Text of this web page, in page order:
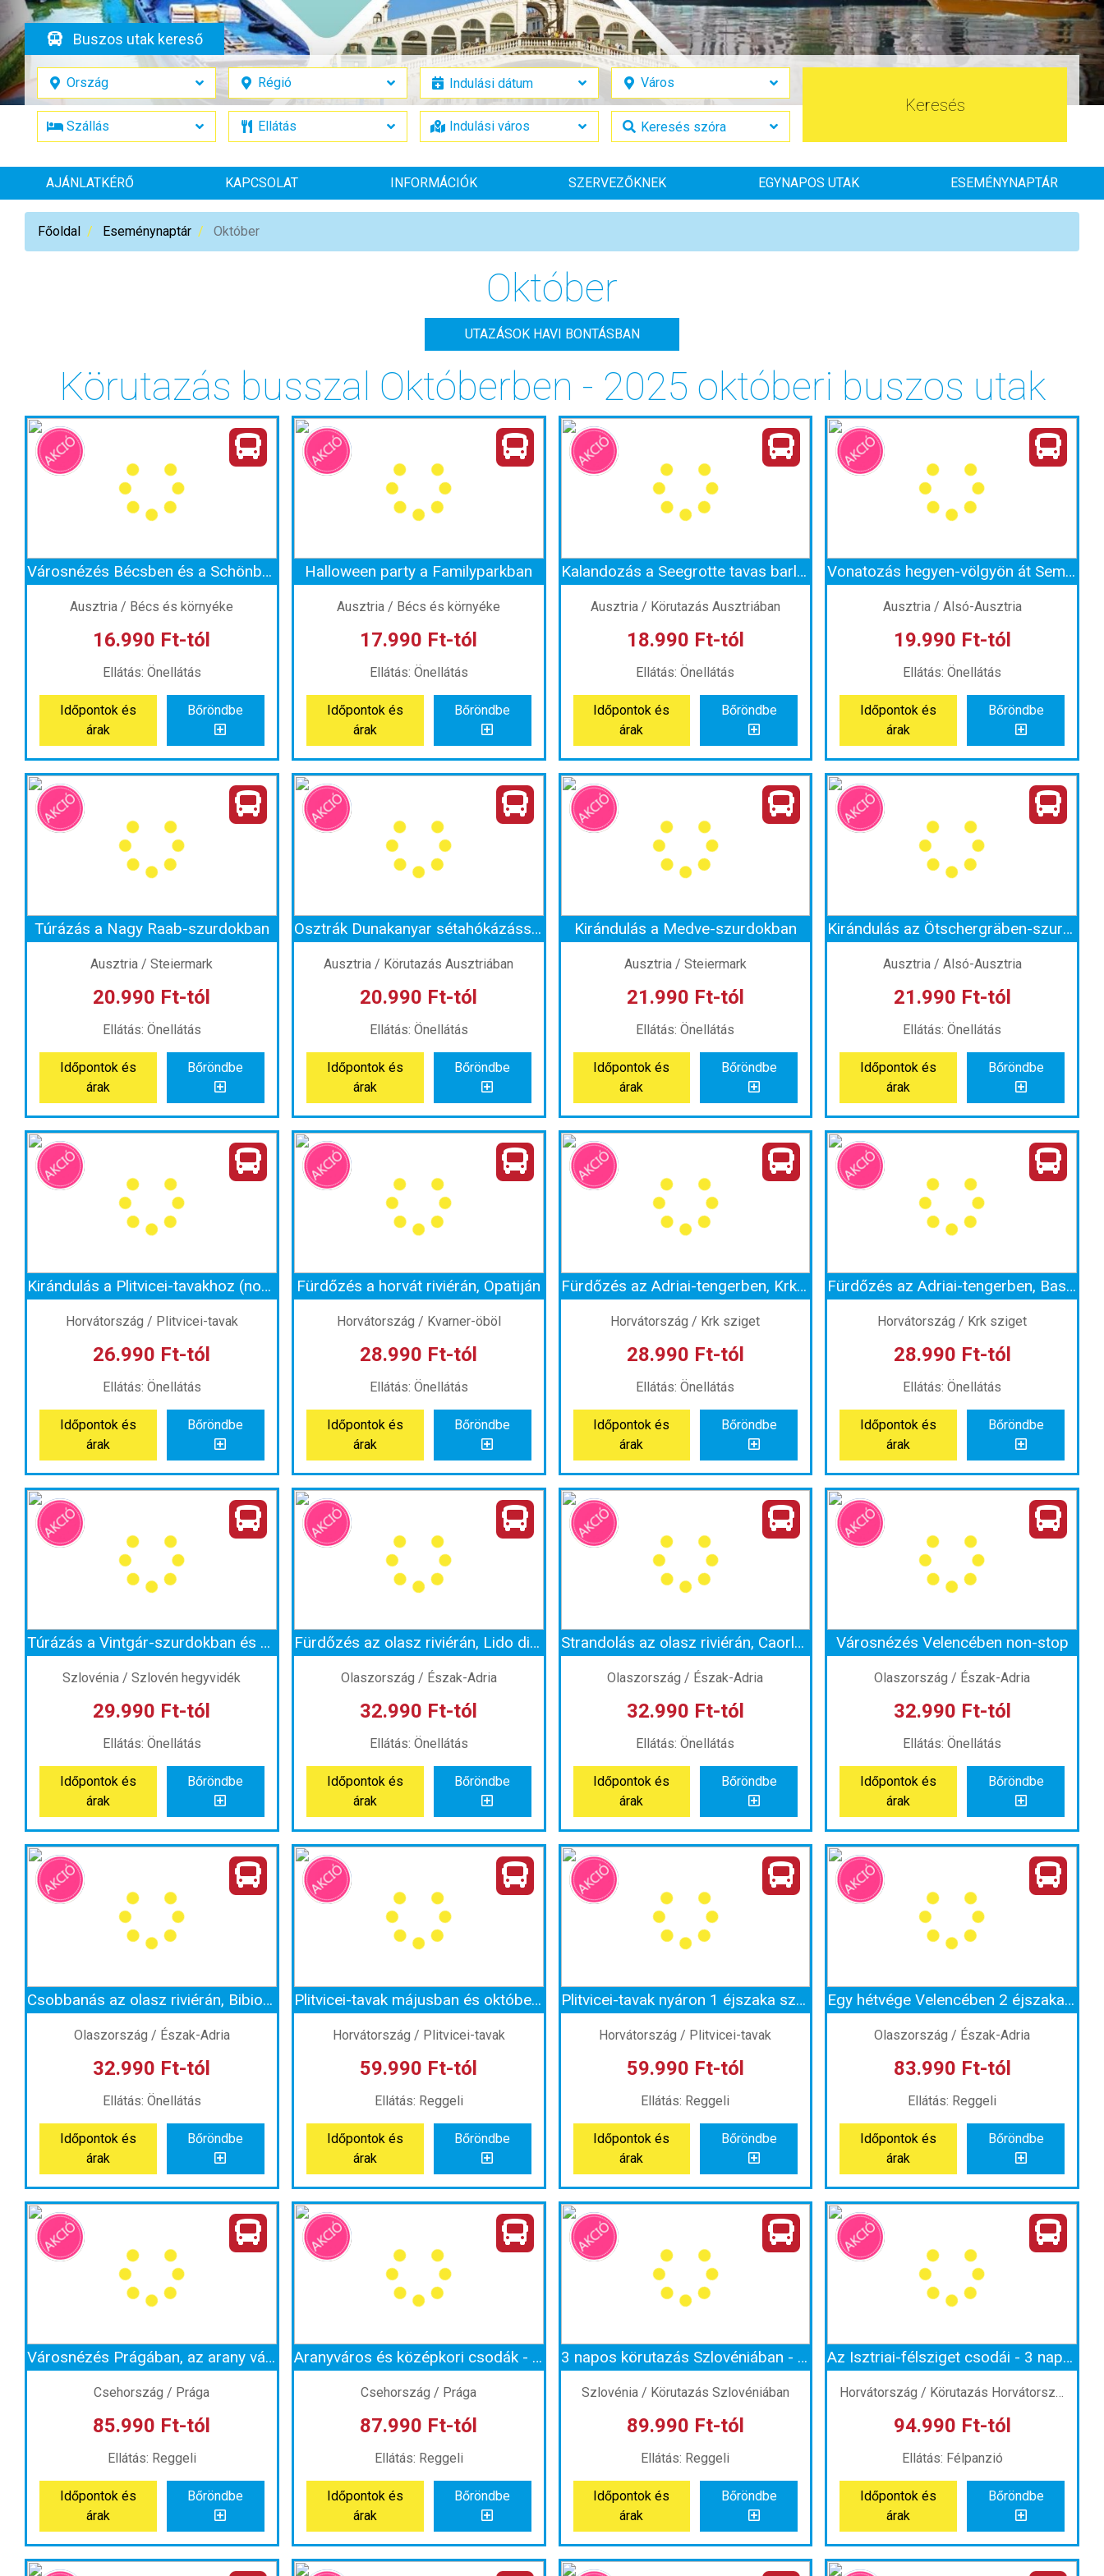
Buszos utak kereső
Keresés
AJÁNLATKÉRŐ KAPCSOLAT INFORMÁCIÓK SZERVEZŐKNEK EGYNAPOS UTAK ESEMÉNYNAPTÁR
Főoldal Eseménynaptár Október
Október
UTAZÁSOK HAVI BONTÁSBAN
Körutazás busszal Októberben - 2025 októberi buszos utak
Városnézés Bécsben és a Schönbrunni-kastély
Ausztria / Bécs és környéke
16.990 Ft-tól
Ellátás: Önellátás
Időpontok és
árak
Bőröndbe
Városnézés Bécsben és a Schönbrunni-kastély
Ország:
Ausztria
Város:
Bécs
Utazás módja:
Busszal
Ellátás:
Önellátás
Szálláskategória: Program szerint
már 16.990 Ft-tól
Időpontok és
árak
Bőröndbe
Halloween party a Familyparkban
Ausztria / Bécs és környéke
17.990 Ft-tól
Ellátás: Önellátás
Időpontok és
árak
Bőröndbe
Halloween party a Familyparkban
Ország:
Ausztria
Város:
Bécs
Utazás módja:
Busszal
Ellátás:
Önellátás
Szálláskategória: Program szerint
már 17.990 Ft-tól
Időpontok és
árak
Bőröndbe
Kalandozás a Seegrotte tavas barlangban és a Schönbrunni Állatkertben
Ausztria / Körutazás Ausztriában
18.990 Ft-tól
Ellátás: Önellátás
Időpontok és
árak
Bőröndbe
Kalandozás a Seegrotte tavas barlangban és a Schönbrunni Állatkertben
Ország:
Ausztria
Város:
Körutazás Ausztriában
Utazás módja:
Busszal
Ellátás:
Önellátás
Szálláskategória: Program szerint
már 18.990 Ft-tól
Időpontok és
árak
Bőröndbe
Vonatozás hegyen-völgyön át Semmeringen és a Lindt csokigyár mintaboltja
Ausztria / Alsó-Ausztria
19.990 Ft-tól
Ellátás: Önellátás
Időpontok és
árak
Bőröndbe
Vonatozás hegyen-völgyön át Semmeringen és a Lindt csokigyár mintaboltja
Ország:
Ausztria
Város:Semmering
Utazás módja:
Busszal
Ellátás:
Önellátás
Szálláskategória: Program szerint
már 19.990 Ft-tól
Időpontok és
árak
Bőröndbe
Túrázás a Nagy Raab-szurdokban
Ausztria / Steiermark
20.990 Ft-tól
Ellátás: Önellátás
Időpontok és
árak
Bőröndbe
Túrázás a Nagy Raab-szurdokban
Ország:
Ausztria
Város:
Wies
Utazás módja:
Busszal
Ellátás:
Önellátás
Szálláskategória: Program szerint
már 20.990 Ft-tól
Időpontok és
árak
Bőröndbe
Osztrák Dunakanyar sétahókázással - Melki-apátság, Wachau, Krems
Ausztria / Körutazás Ausztriában
20.990 Ft-tól
Ellátás: Önellátás
Időpontok és
árak
Bőröndbe
Osztrák Dunakanyar sétahókázással - Melki-apátság, Wachau, Krems
Ország:
Ausztria
Város:
Körutazás Ausztriában
Utazás módja:
Busszal
Ellátás:
Önellátás
Szálláskategória: Program szerint
már 20.990 Ft-tól
Időpontok és
árak
Bőröndbe
Kirándulás a Medve-szurdokban
Ausztria / Steiermark
21.990 Ft-tól
Ellátás: Önellátás
Időpontok és
árak
Bőröndbe
Kirándulás a Medve-szurdokban
Ország:
Ausztria
Város:
Mixnitz
Utazás módja:
Busszal
Ellátás:
Önellátás
Szálláskategória: Program szerint
már 21.990 Ft-tól
Időpontok és
árak
Bőröndbe
Kirándulás az Ötschergräben-szurdokban a Myrafalle-vízeséshez
Ausztria / Alsó-Ausztria
21.990 Ft-tól
Ellátás: Önellátás
Időpontok és
árak
Bőröndbe
Kirándulás az Ötschergräben-szurdokban a Myrafalle-vízeséshez
Ország:
Ausztria
Város:
Ötscher-Tormauer Nemzeti Park
Utazás módja:
Busszal
Ellátás:
Önellátás
Szálláskategória: Program szerint
már 21.990 Ft-tól
Időpontok és
árak
Bőröndbe
Kirándulás a Plitvicei-tavakhoz (non-stop)
Horvátország / Plitvicei-tavak
26.990 Ft-tól
Ellátás: Önellátás
Időpontok és
árak
Bőröndbe
Kirándulás a Plitvicei-tavakhoz (non-stop)
Ország:Horvátország
Város:
Plitvice
Utazás módja:
Busszal
Ellátás:
Önellátás
Szálláskategória: Program szerint
már 26.990 Ft-tól
Időpontok és
árak
Bőröndbe
Fürdőzés a horvát riviérán, Opatiján
Horvátország / Kvarner-öböl
28.990 Ft-tól
Ellátás: Önellátás
Időpontok és
árak
Bőröndbe
Fürdőzés a horvát riviérán, Opatiján
Ország:Horvátország
Város:
Opatija
Utazás módja:
Busszal
Ellátás:
Önellátás
Szálláskategória: Program szerint
már 28.990 Ft-tól
Időpontok és
árak
Bőröndbe
Fürdőzés az Adriai-tengerben, Krk-szigeten
Horvátország / Krk sziget
28.990 Ft-tól
Ellátás: Önellátás
Időpontok és
árak
Bőröndbe
Fürdőzés az Adriai-tengerben, Krk-szigeten
Ország:Horvátország
Város:
Krk
Utazás módja:
Busszal
Ellátás:
Önellátás
Szálláskategória: Program szerint
már 28.990 Ft-tól
Időpontok és
árak
Bőröndbe
Fürdőzés az Adriai-tengerben, Baskán, Krk-szigeten
Horvátország / Krk sziget
28.990 Ft-tól
Ellátás: Önellátás
Időpontok és
árak
Bőröndbe
Fürdőzés az Adriai-tengerben, Baskán, Krk-szigeten
Ország:Horvátország
Város:Baska - Krk
Utazás módja:
Busszal
Ellátás:
Önellátás
Szálláskategória: Program szerint
már 28.990 Ft-tól
Időpontok és
árak
Bőröndbe
Túrázás a Vintgár-szurdokban és séta a Bledi-tó partján (non-stop)
Szlovénia / Szlovén hegyvidék
29.990 Ft-tól
Ellátás: Önellátás
Időpontok és
árak
Bőröndbe
Túrázás a Vintgár-szurdokban és séta a Bledi-tó partján (non-stop)
Ország:
Szlovénia
Város:
Bledi-tó
Utazás módja:
Busszal
Ellátás:
Önellátás
Szálláskategória:Program szerint
már 29.990 Ft-tól
Időpontok és
árak
Bőröndbe
Fürdőzés az olasz riviérán, Lido di Jesolóban
Olaszország / Észak-Adria
32.990 Ft-tól
Ellátás: Önellátás
Időpontok és
árak
Bőröndbe
Fürdőzés az olasz riviérán, Lido di Jesolóban
Ország:Olaszország
Város:Lido di Jesolo
Utazás módja:
Busszal
Ellátás:
Önellátás
Szálláskategória:Program szerint
már 32.990 Ft-tól
Időpontok és
árak
Bőröndbe
Strandolás az olasz riviérán, Caorléban
Olaszország / Észak-Adria
32.990 Ft-tól
Ellátás: Önellátás
Időpontok és
árak
Bőröndbe
Strandolás az olasz riviérán, Caorléban
Ország:Olaszország
Város:
Caorle
Utazás módja:
Busszal
Ellátás:
Önellátás
Szálláskategória:Program szerint
már 32.990 Ft-tól
Időpontok és
árak
Bőröndbe
Városnézés Velencében non-stop
Olaszország / Észak-Adria
32.990 Ft-tól
Ellátás: Önellátás
Időpontok és
árak
Bőröndbe
Városnézés Velencében non-stop
Ország:Olaszország
Város:
Velence
Utazás módja:
Busszal
Ellátás:
Önellátás
Szálláskategória:Program szerint
már 32.990 Ft-tól
Időpontok és
árak
Bőröndbe
Csobbanás az olasz riviérán, Bibionéban
Olaszország / Észak-Adria
32.990 Ft-tól
Ellátás: Önellátás
Időpontok és
árak
Bőröndbe
Csobbanás az olasz riviérán, Bibionéban
Ország:Olaszország
Város:
Bibione
Utazás módja:
Busszal
Ellátás:
Önellátás
Szálláskategória:Program szerint
már 32.990 Ft-tól
Időpontok és
árak
Bőröndbe
Plitvicei-tavak májusban és októberben 1 éjszaka szállással
Horvátország / Plitvicei-tavak
59.990 Ft-tól
Ellátás: Reggeli
Időpontok és
árak
Bőröndbe
Plitvicei-tavak májusban és októberben 1 éjszaka szállással
Ország:Horvátország
Város:
Plitvice
Utazás módja:
Busszal
Ellátás:
Reggeli
Szálláskategória:
már 59.990 Ft-tól
Időpontok és
árak
Bőröndbe
Plitvicei-tavak nyáron 1 éjszaka szállással
Horvátország / Plitvicei-tavak
59.990 Ft-tól
Ellátás: Reggeli
Időpontok és
árak
Bőröndbe
Plitvicei-tavak nyáron 1 éjszaka szállással
Ország:Horvátország
Város:
Plitvice
Utazás módja:
Busszal
Ellátás:
Reggeli
Szálláskategória:
már 59.990 Ft-tól
Időpontok és
árak
Bőröndbe
Egy hétvége Velencében 2 éjszaka szállással és reggelivel
Olaszország / Észak-Adria
83.990 Ft-tól
Ellátás: Reggeli
Időpontok és
árak
Bőröndbe
Egy hétvége Velencében 2 éjszaka szállással és reggelivel
Ország:Olaszország
Város:
Velence
Utazás módja:
Busszal
Ellátás:
Reggeli
Szálláskategória:
már 83.990 Ft-tól
Időpontok és
árak
Bőröndbe
Városnézés Prágában, az arany városban és Kutná Horában, az ezüst városban *
Csehország / Prága
85.990 Ft-tól
Ellátás: Reggeli
Időpontok és
árak
Bőröndbe
Városnézés Prágában, az arany városban és Kutná Horában, az ezüst városban *
Aranyváros és középkori csodák - Prága és Český Krumlov varázsa
Csehország / Prága
87.990 Ft-tól
Ellátás: Reggeli
Időpontok és
árak
Bőröndbe
Aranyváros és középkori csodák - Prága és Český Krumlov varázsa
3 napos körutazás Szlovéniában - Bledi-tó, Postojna, Piran és Ljubljana
Szlovénia / Körutazás Szlovéniában
89.990 Ft-tól
Ellátás: Reggeli
Időpontok és
árak
Bőröndbe
3 napos körutazás Szlovéniában - Bledi-tó, Postojna, Piran és Ljubljana
Az Isztriai-félsziget csodái - 3 nap tengerparti szállással - Plitvicei-tavak, Adriai-tenger, Pula, Rovinj, Zágráb
Horvátország / Körutazás Horvátországban
94.990 Ft-tól
Ellátás: Félpanzió
Időpontok és
árak
Bőröndbe
Az Isztriai-félsziget csodái - 3 nap tengerparti szállással - Plitvicei-tavak, Adriai-tenger, Pula, Rovinj, Zágráb